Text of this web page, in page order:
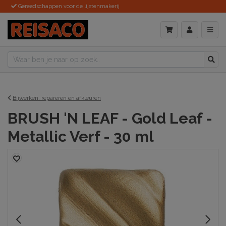
Gereedschappen voor de lijstenmakerij
Bijwerken, repareren en afkleuren
BRUSH 'N LEAF - Gold Leaf -
Metallic Verf - 30 ml